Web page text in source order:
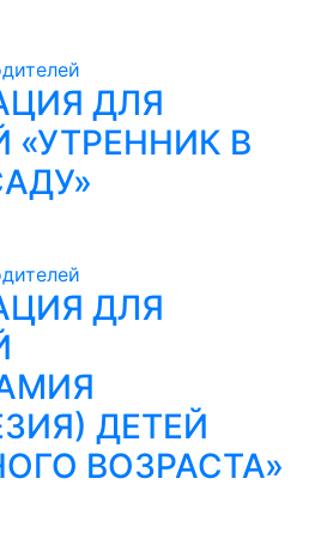
ДЛЯ
«УТРЕННИК В
ДЛЯ
ДЕТЕЙ
ВОЗРАСТА»